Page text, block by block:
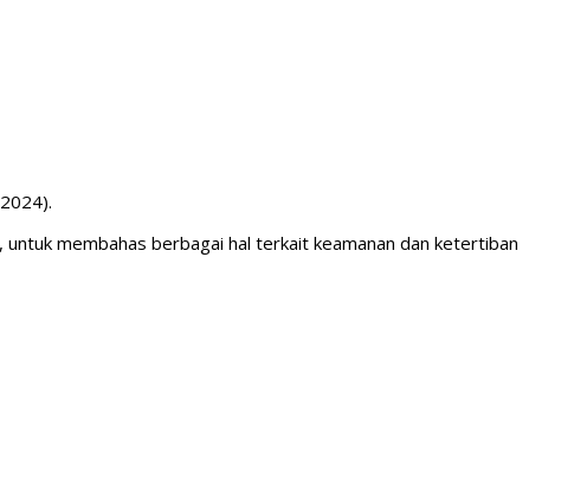
membahas berbagai hal terkait keamanan dan ketertiban